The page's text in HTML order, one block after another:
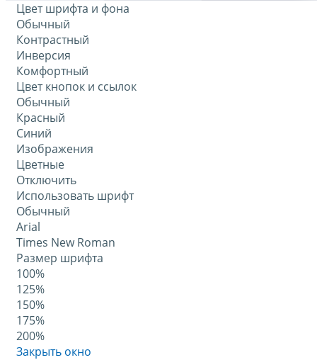
Цвет шрифта и фона
Обычный
Контрастный
Инверсия
Комфортный
Цвет кнопок и ссылок
Обычный
Красный
Синий
Изображения
Цветные
Отключить
Использовать шрифт
Обычный
Arial
Times New Roman
Размер шрифта
100%
125%
150%
175%
200%
Закрыть окно